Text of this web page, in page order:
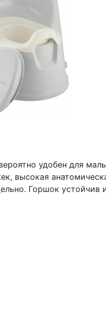
удобен для
высокая
Горшок устойчив